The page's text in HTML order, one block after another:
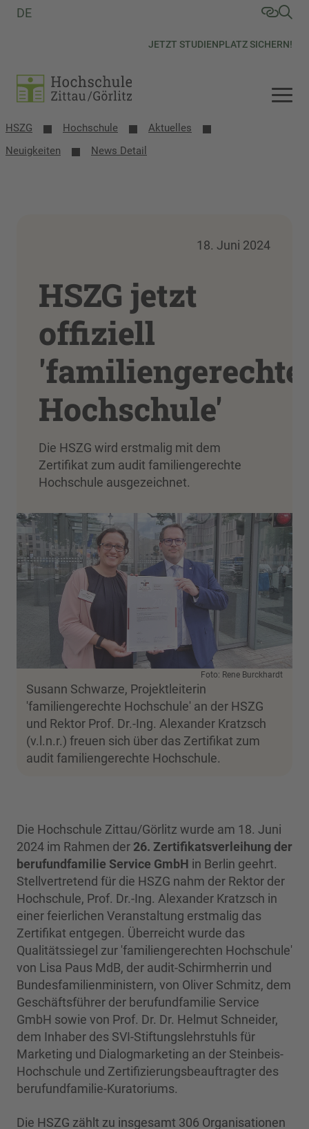
JETZT STUDIENPLATZ SICHERN!
DE
HSZG Hochschule
Aktuelles
Neuigkeiten
News Detail
18. Juni 2024
HSZG jetzt
offiziell
'familiengerechte
Hochschule'
Die HSZG wird erstmalig mit dem
Zertifikat zum audit familiengerechte
Hochschule ausgezeichnet.
Foto: Rene Burckhardt
Susann Schwarze, Projektleiterin
'familiengerechte Hochschule' an der HSZG
und Rektor Prof. Dr.-Ing. Alexander Kratzsch
(v.l.n.r.) freuen sich über das Zertifikat zum
audit familiengerechte Hochschule.
Die Hochschule Zittau/Görlitz wurde am 18. Juni
2024 im Rahmen der 26. Zertifikatsverleihung der
berufundfamilie Service GmbH in Berlin geehrt.
Stellvertretend für die HSZG nahm der Rektor der
Hochschule, Prof. Dr.-Ing. Alexander Kratzsch in
einer feierlichen Veranstaltung erstmalig das
Zertifikat entgegen. Überreicht wurde das
Qualitätssiegel zur 'familiengerechten Hochschule'
von Lisa Paus MdB, der audit-Schirmherrin und
Bundesfamilienministern, von Oliver Schmitz, dem
Geschäftsführer der berufundfamilie Service
GmbH sowie von Prof. Dr. Dr. Helmut Schneider,
dem Inhaber des SVI-Stiftungslehrstuhls für
Marketing und Dialogmarketing an der Steinbeis-
Hochschule und Zertifizierungsbeauftragter des
berufundfamilie-Kuratoriums.
Die HSZG zählt zu insgesamt 306 Organisationen